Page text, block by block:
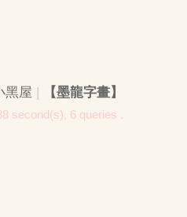
黑屋 | 【墨龍字畫】
second(s), 6 queries .